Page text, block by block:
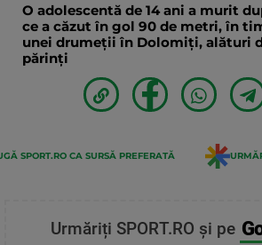
O adolescentă de 14 ani a murit
ce a căzut în gol 90 de metri, în
unei drumeții în Dolomiți, alături
părinți
SPORT.RO CA SURSĂ PREFERATĂ
Urmăriți SPORT.RO și pe